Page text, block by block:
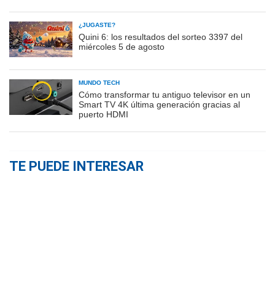
¿JUGASTE?
Quini 6: los resultados del sorteo 3397 del
miércoles 5 de agosto
MUNDO TECH
Cómo transformar tu antiguo televisor en un
Smart TV 4K última generación gracias al
puerto HDMI
TE PUEDE INTERESAR